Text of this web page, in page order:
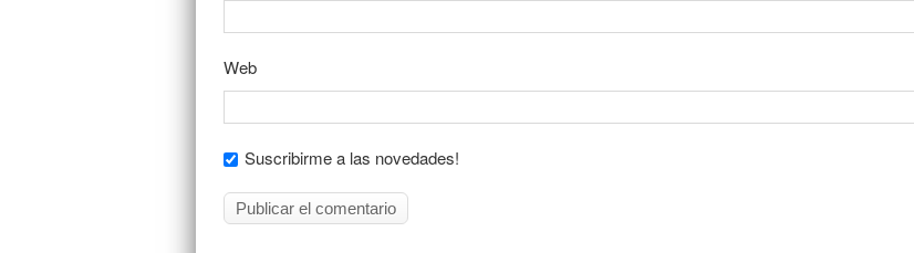
Web
Suscribirme a las novedades!